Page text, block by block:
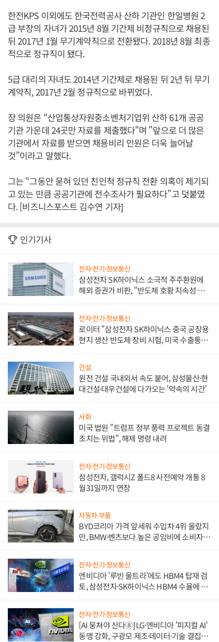
한전KPS 이외에도 한국전력공사 산하 기관인 한일병원 2
급 부장의 자녀가 2015년 8월 기간제 비정규직으로 채용된
뒤 2017년 1월 무기계약직으로 전환됐다. 2018년 8월 최종
적으로 정규직이 됐다.
5급 대리의 자녀도 2014년 기간제로 채용된 뒤 2년 뒤 무기
계약직, 2017년 2월 정규직으로 바뀌었다.
장 의원은 “산업통상자원중소벤처기업위 산하 61개 공공
기관 가운데 24곳만 자료를 제출했다"며 "앞으로 더 많은
기관에서 자료를 받으면 채용비리 인원은 더욱 늘어날
것”이라고 말했다.
그는 “그동안 묻혀 있던 친인척 정규직 전환 의혹이 제기되
고 있는 만큼 공공기관에 전수조사가 필요하다”고 덧붙였
다. [비즈니스포스트 김수연 기자]
인기기사
전자·전기·정보통신
삼성전자 SK하이닉스 소극적 주주환원에
해외 증권가 비판, "반도체 호황 지속성 의
전자·전기·정보통신
로이터 "삼성전자 SK하이닉스 중국 공장용
현지 생산 반도체 장비 시험, 미국 수출통제
건설
원전 건설 국내외서 속도 붙어, 삼성물산·현
대건설·대우건설에 다가오는 '약속의 시간'
사회
미국 법원 "트럼프 정부 풍력 프로젝트 동결
조치는 위법", 해제 명령 내려
전자·전기·정보통신
삼성전자, 갤럭시Z 폴드8 사전예약 개통 8
월31일까지 연장
자동차·부품
BYD코리아 가격 앞세워 수입차 4위 올랐지
만, BMW·벤츠보다 높은 공임비에 소비자
전자·전기·정보통신
엔비디아 '루빈 울트라'에도 HBM4 탑재 검
토, 삼성전자·SK하이닉스 HBM4 수율에 주
전자·전기·정보통신
[AI 뭉쳐야 산다⑧] LG·엔비디아 '피지컬 AI'
동맹 강화, 구광모 제조·데이터·기술 결집